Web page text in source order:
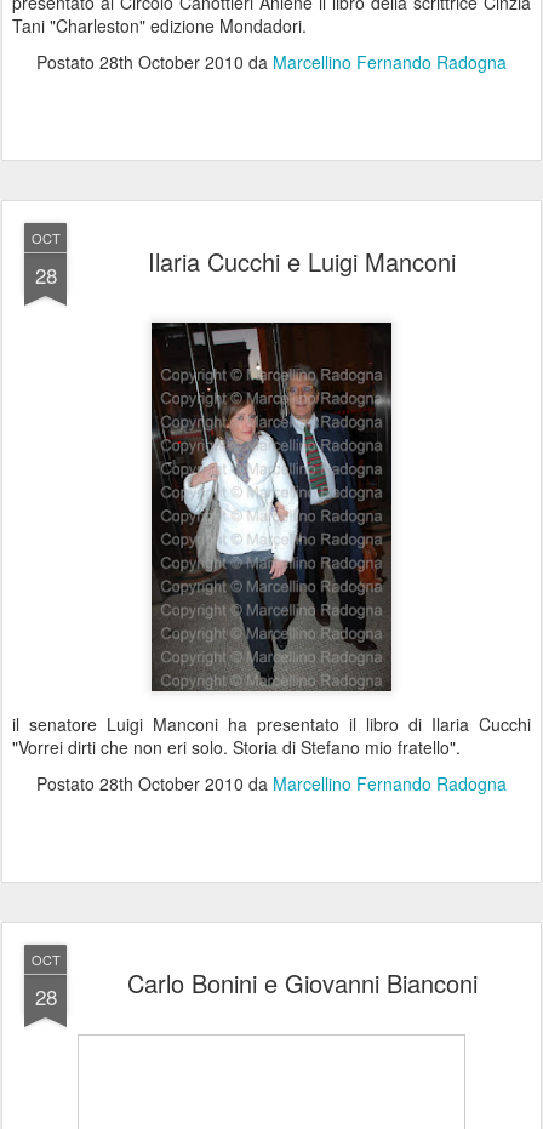
Tani "Charleston" edizione Mondadori.
Postato 28th October 2010 da Marcellino Fernando Radogna
OCT
28 Ilaria Cucchi e Luigi Manconi
il senatore Luigi Manconi ha presentato il libro di Ilaria Cucchi
"Vorrei dirti che non eri solo. Storia di Stefano mio fratello".
Postato 28th October 2010 da Marcellino Fernando Radogna
OCT
28 Carlo Bonini e Giovanni Bianconi